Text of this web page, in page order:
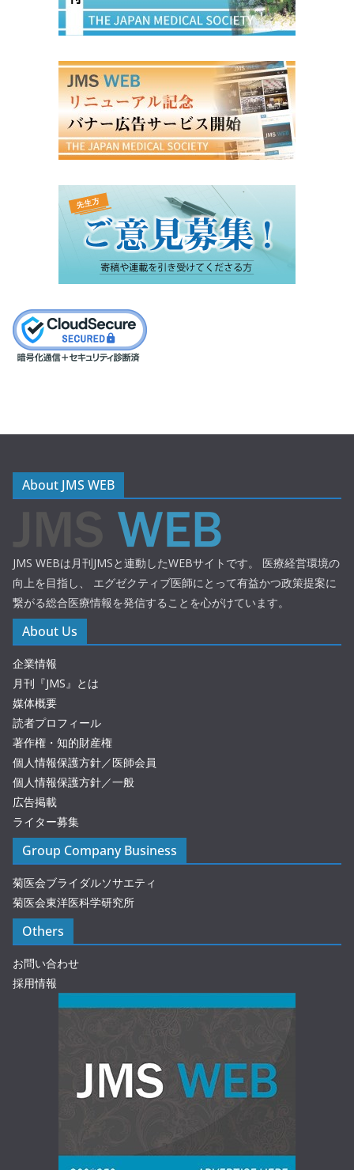
About JMS WEB
JMS WEBは月刊JMSと連動したWEBサイトです。 医療経営環境の
向上を目指し、 エグゼクティブ医師にとって有益かつ政策提案に
繋がる総合医療情報を発信することを心がけています。
About Us
企業情報
月刊『JMS』とは
媒体概要
読者プロフィール
著作権・知的財産権
個人情報保護方針／医師会員
個人情報保護方針／一般
広告掲載
ライター募集
Group Company Business
菊医会ブライダルソサエティ
菊医会東洋医科学研究所
Others
お問い合わせ
採用情報